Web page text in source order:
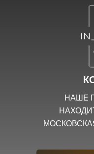
НАШЕ